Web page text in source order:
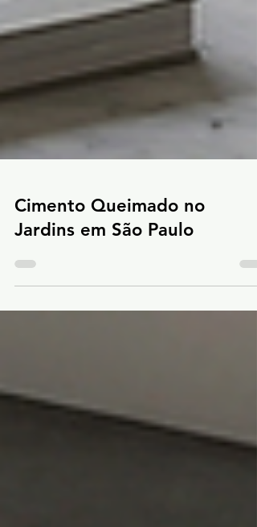
Cimento Queimado no
Jardins em São Paulo